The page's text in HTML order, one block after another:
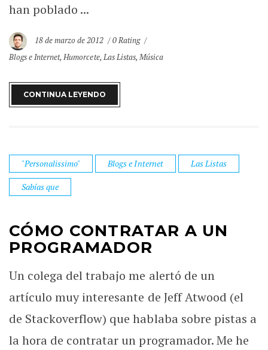
han poblado ...
18 de marzo de 2012
0 Rating
Blogs e Internet,Humorcete,Las Listas,Música
CONTINUA LEYENDO
"Personalissimo" Blogs e Internet Las Listas
Sabías que
CÓMO CONTRATAR A UN
PROGRAMADOR
Un colega del trabajo me alertó de un
artículo muy interesante de Jeff Atwood (el
de Stackoverflow) que hablaba sobre pistas a
la hora de contratar un programador. Me he